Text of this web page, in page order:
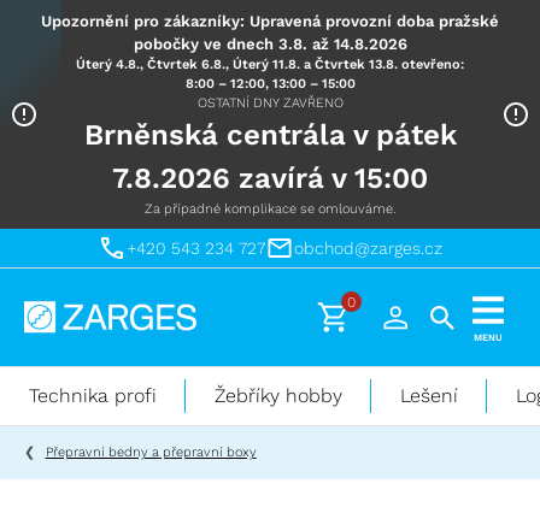
Upozornění pro zákazníky: Upravená provozní doba pražské
pobočky ve dnech 3.8. až 14.8.2026
Úterý 4.8., Čtvrtek 6.8., Úterý 11.8. a Čtvrtek 13.8. otevřeno:
8:00 – 12:00, 13:00 – 15:00
OSTATNÍ DNY ZAVŘENO
Brněnská centrála v pátek
7.8.2026 zavírá v 15:00
Za případné komplikace se omlouváme.
+420 543 234 727 obchod@zarges.cz
Technika
práci
výškách
0
MENU
Technika profi Žebříky hobby Lešení
Přepravní bedny a přepravní boxy